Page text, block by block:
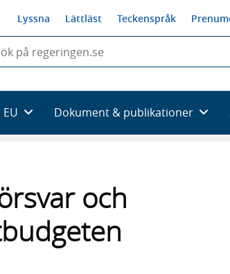
Lyssna Lättläst Teckenspråk
Dokument & publikationer
och